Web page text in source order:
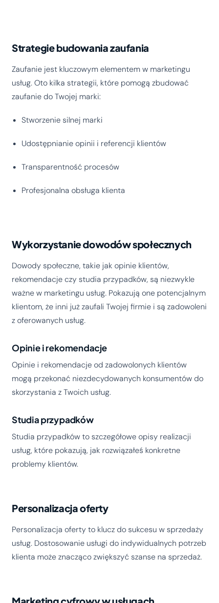
Strategie budowania zaufania
Zaufanie jest kluczowym elementem w marketingu
usług. Oto kilka strategii, które pomogą zbudować
zaufanie do Twojej marki:
Stworzenie silnej marki
Udostępnianie opinii i referencji klientów
Transparentność procesów
Profesjonalna obsługa klienta
Wykorzystanie dowodów społecznych
Dowody społeczne, takie jak opinie klientów,
rekomendacje czy studia przypadków, są niezwykle
ważne w marketingu usług. Pokazują one potencjalnym
klientom, że inni już zaufali Twojej firmie i są zadowoleni
z oferowanych usług.
Opinie i rekomendacje
Opinie i rekomendacje od zadowolonych klientów
mogą przekonać niezdecydowanych konsumentów do
skorzystania z Twoich usług.
Studia przypadków
Studia przypadków to szczegółowe opisy realizacji
usług, które pokazują, jak rozwiązałeś konkretne
problemy klientów.
Personalizacja oferty
Personalizacja oferty to klucz do sukcesu w sprzedaży
usług. Dostosowanie usługi do indywidualnych potrzeb
klienta może znacząco zwiększyć szanse na sprzedaż.